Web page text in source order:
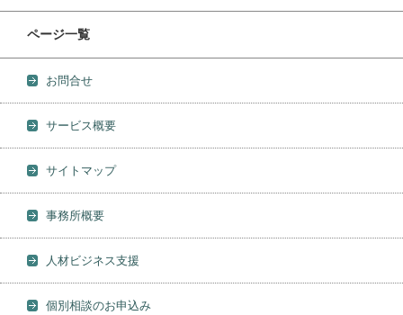
ページ一覧
お問合せ
サービス概要
サイトマップ
事務所概要
人材ビジネス支援
個別相談のお申込み